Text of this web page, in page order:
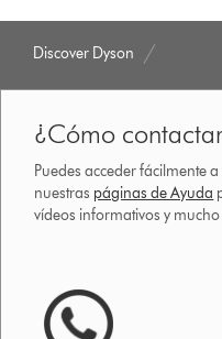
Discover Dyson
¿Cómo
Puedes acceder fácilmente
nuestras páginas de Ayuda
vídeos informativos y